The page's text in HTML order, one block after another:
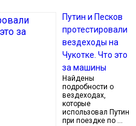
Путин и Песков
протестировали
вездеходы на
Чукотке. Что это
за машины
Найдены
подробности о
вездеходах,
которые
использовал Путин
при поездке по …